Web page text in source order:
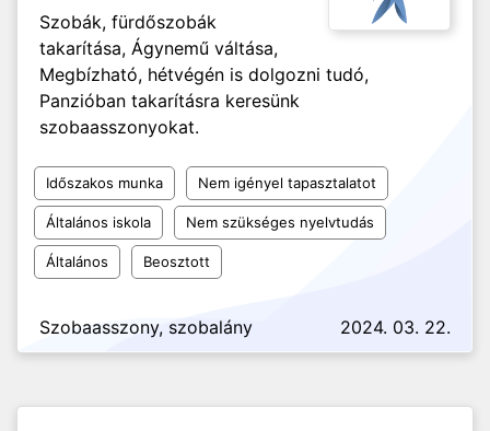
Szobák, fürdőszobák
takarítása, Ágynemű váltása,
Megbízható, hétvégén is dolgozni tudó,
Panzióban takarításra keresünk
szobaasszonyokat.
Időszakos munka Nem igényel tapasztalatot
Általános iskola Nem szükséges nyelvtudás
Általános Beosztott
Szobaasszony, szobalány 2024. 03. 22.